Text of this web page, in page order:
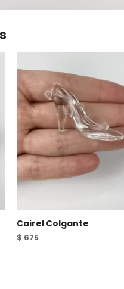
Cairel Colgante
$ 675